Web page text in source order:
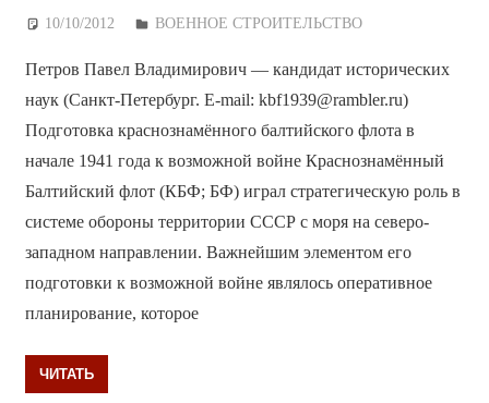
10/10/2012 Дежурный по Редакции
ВОЕННОЕ СТРОИТЕЛЬСТВО
Петров Павел Владимирович — кандидат исторических
наук (Санкт-Петербург. E-mail: kbf1939@rambler.ru)
Подготовка краснознамённого балтийского флота в
начале 1941 года к возможной войне Краснознамённый
Балтийский флот (КБФ; БФ) играл стратегическую роль в
системе обороны территории СССР с моря на северо-
западном направлении. Важнейшим элементом его
подготовки к возможной войне являлось оперативное
планирование, которое
ЧИТАТЬ